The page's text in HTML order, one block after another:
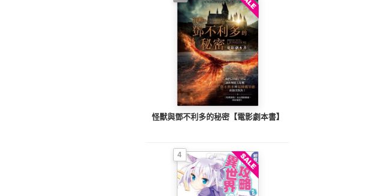
怪獸與鄧不利多的秘密【電影劇本書】
4